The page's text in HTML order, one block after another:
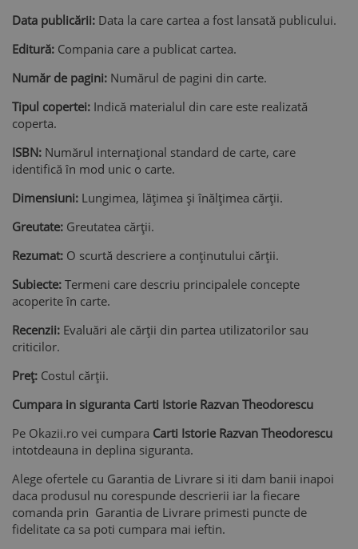
Data publicării: Data la care cartea a fost lansată publicului.
Editură: Compania care a publicat cartea.
Număr de pagini: Numărul de pagini din carte.
Tipul copertei: Indică materialul din care este realizată
coperta.
ISBN: Numărul internațional standard de carte, care
identifică în mod unic o carte.
Dimensiuni: Lungimea, lățimea și înălțimea cărții.
Greutate: Greutatea cărții.
Rezumat: O scurtă descriere a conținutului cărții.
Subiecte: Termeni care descriu principalele concepte
acoperite în carte.
Recenzii: Evaluări ale cărții din partea utilizatorilor sau
criticilor.
Preț: Costul cărții.
Cumpara in siguranta Carti Istorie Razvan Theodorescu
Pe Okazii.ro vei cumpara Carti Istorie Razvan Theodorescu
intotdeauna in deplina siguranta.
Alege ofertele cu Garantia de Livrare si iti dam banii inapoi
daca produsul nu corespunde descrierii iar la fiecare
comanda prin Garantia de Livrare primesti puncte de
fidelitate ca sa poti cumpara mai ieftin.